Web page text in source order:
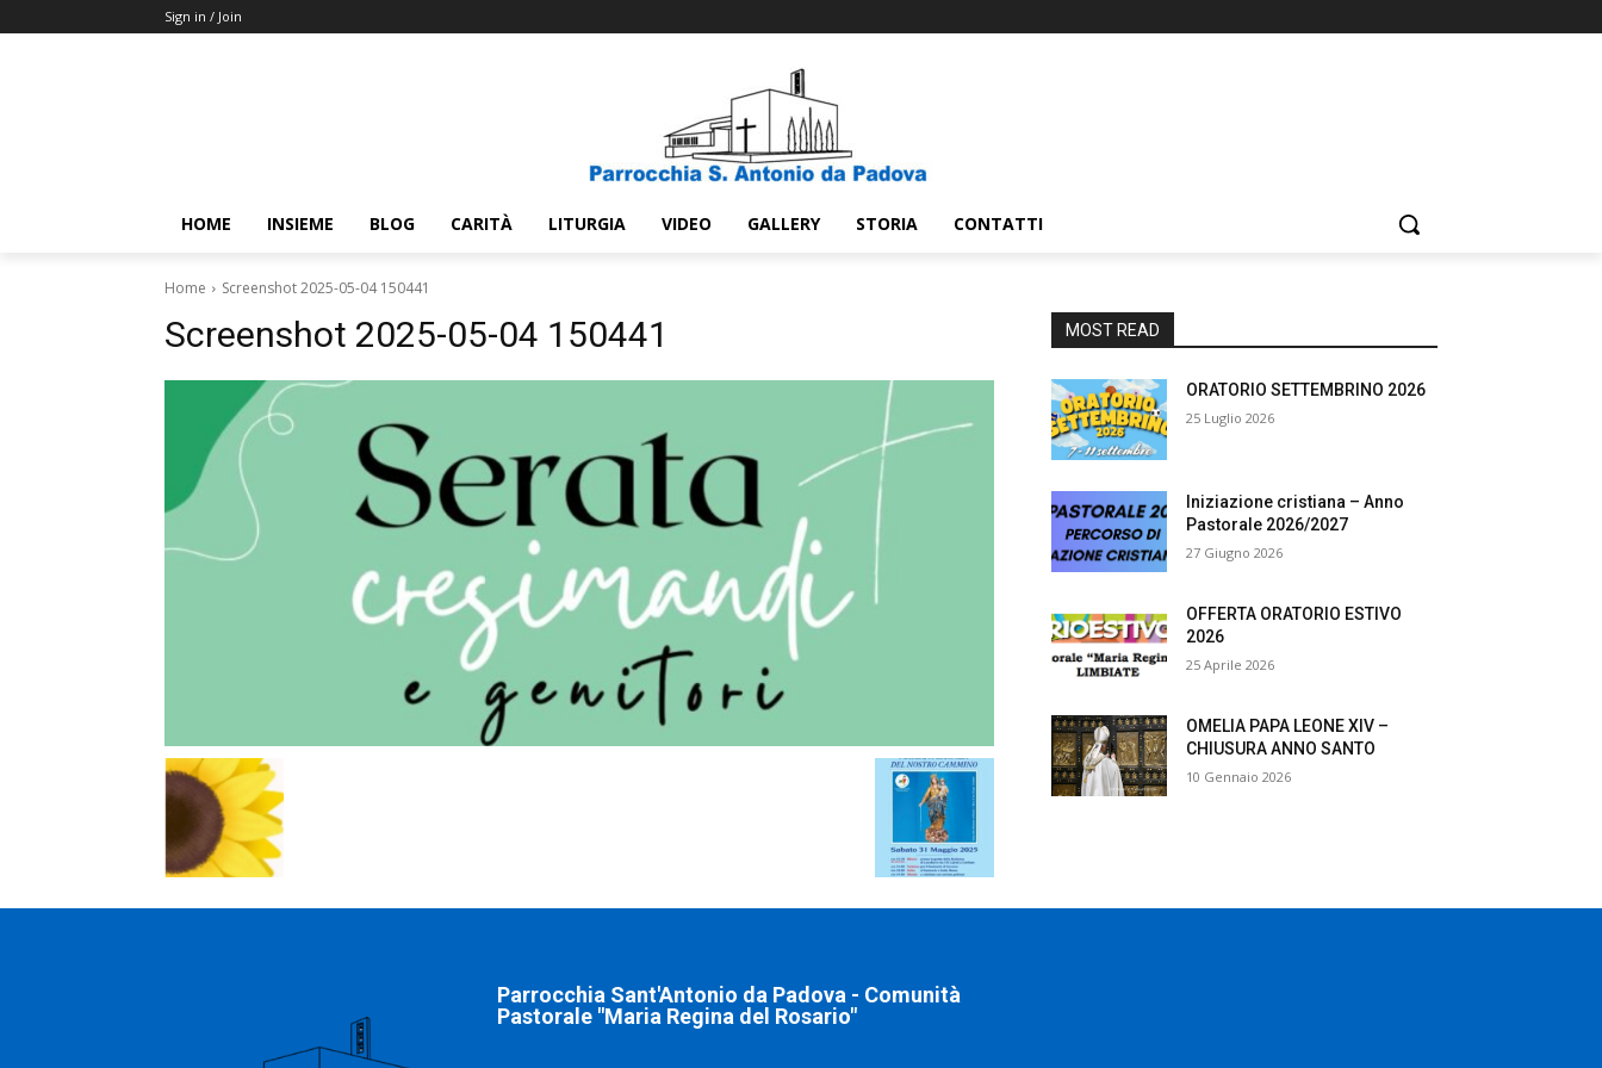
Sign in / Join
HOME INSIEME BLOG CARITÀ LITURGIA VIDEO GALLERY STORIA CONTATTI
Home Screenshot 2025-05-04 150441
Screenshot 2025-05-04 150441 MOST READ
ORATORIO SETTEMBRINO 2026
25 Luglio 2026
Iniziazione cristiana – Anno
Pastorale 2026/2027
27 Giugno 2026
OFFERTA ORATORIO ESTIVO
2026
25 Aprile 2026
OMELIA PAPA LEONE XIV –
CHIUSURA ANNO SANTO
10 Gennaio 2026
Parrocchia Sant'Antonio da Padova - Comunità
Pastorale "Maria Regina del Rosario"